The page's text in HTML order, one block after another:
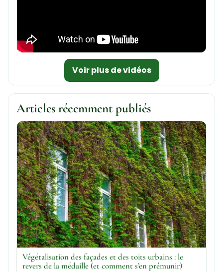
Voir plus de vidéos
Articles récemment publiés
Végétalisation des façades et des toits urbains : le
revers de la médaille (et comment s’en prémunir)